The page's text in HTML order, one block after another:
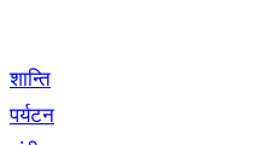
शान्ति
पर्यटन